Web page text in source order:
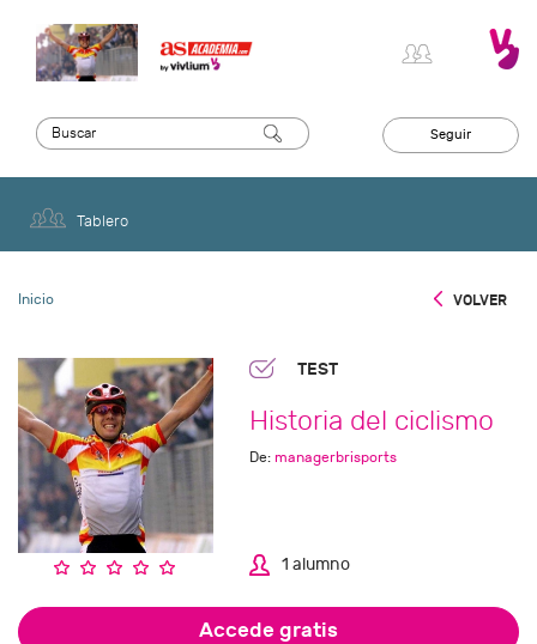
Seguir
Tablero
Inicio VOLVER
TEST
Historia del ciclismo
De: managerbrisports
1 alumno
Accede gratis